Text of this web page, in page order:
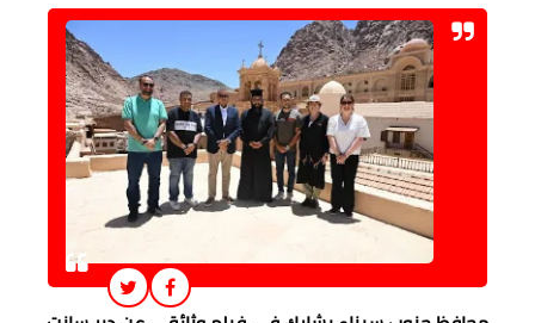
المزيد